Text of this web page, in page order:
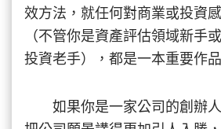
效方法，就任何對商業或投資
（不管你是資產評估領域新手
投資老手），都是一本重要作品
如果你是一家公司的創辦人